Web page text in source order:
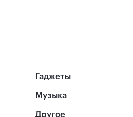
Гаджеты
Музыка
Другое